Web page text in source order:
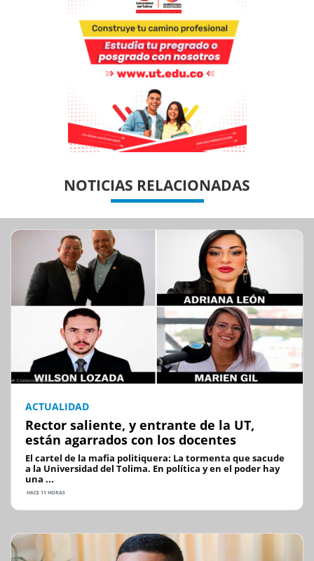
NOTICIAS RELACIONADAS
ACTUALIDAD
Rector saliente, y entrante de la UT,
están agarrados con los docentes
El cartel de la mafia politiquera: La tormenta que sacude
a la Universidad del Tolima. En política y en el poder hay
una ...
HACE 11 HORAS